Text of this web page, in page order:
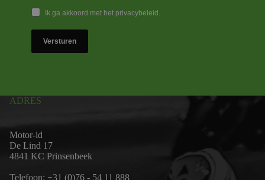
Ik ga akkoord met het privacybeleid.
Versturen
ADRES
Motor-id
De Lind 17
4841 KC Prinsenbeek
Telefoon: +31 (0)76 - 54 11 888